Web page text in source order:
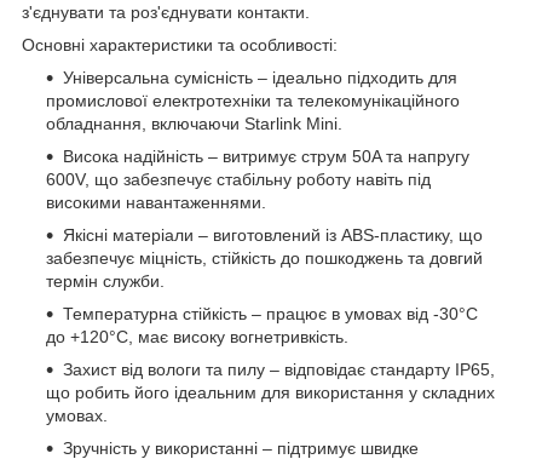
з'єднувати та роз'єднувати контакти.
Основні характеристики та особливості:
Універсальна сумісність – ідеально підходить для
промислової електротехніки та телекомунікаційного
обладнання, включаючи Starlink Mini.
Висока надійність – витримує струм 50A та напругу
600V, що забезпечує стабільну роботу навіть під
високими навантаженнями.
Якісні матеріали – виготовлений із ABS-пластику, що
забезпечує міцність, стійкість до пошкоджень та довгий
термін служби.
Температурна стійкість – працює в умовах від -30°C
до +120°C, має високу вогнетривкість.
Захист від вологи та пилу – відповідає стандарту IP65,
що робить його ідеальним для використання у складних
умовах.
Зручність у використанні – підтримує швидке